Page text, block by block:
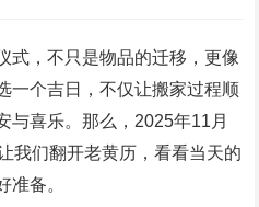
式，不只是物品的迁移，更像
一个吉日，不仅让搬家过程顺
与喜乐。那么，2025年11月
我们翻开老黄历，看看当天的
准备。